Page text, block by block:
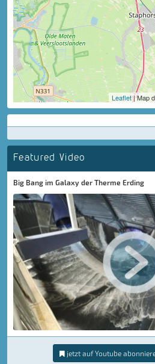
Leaflet| Map
Featured Video
Big Bang im Galaxy der Therme Erding
jetzt auf Youtube